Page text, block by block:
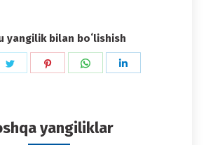
yangilik bilan boʻlishish
Share
Share
Share
yangiliklar